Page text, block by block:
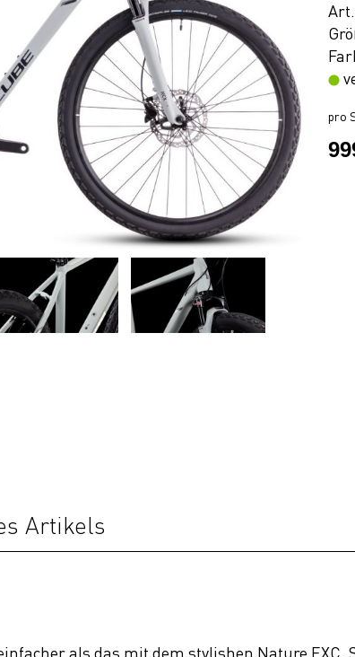
pro
Artikels
als das mit dem stylishen Nature